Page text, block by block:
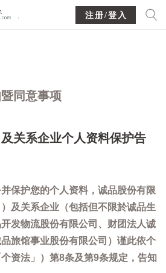
注册/登入
同意事项
关系企业个人资料保护告
保护您的个人资料，诚品股份有限
及关系企业（包括但不限於诚品生
发物流股份有限公司、财团法人诚
旅馆事业股份有限公司）谨此依个
资法」）第8条及第9条规定，告知